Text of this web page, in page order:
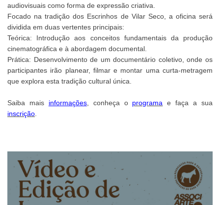
audiovisuais como forma de expressão criativa.
Focado na tradição dos Escrinhos de Vilar Seco, a oficina será
dividida em duas vertentes principais:
Teórica: Introdução aos conceitos fundamentais da produção
cinematográfica e à abordagem documental.
Prática: Desenvolvimento de um documentário coletivo, onde os
participantes irão planear, filmar e montar uma curta-metragem
que explora esta tradição cultural única.
Saiba mais informações, conheça o programa e faça a sua
inscrição